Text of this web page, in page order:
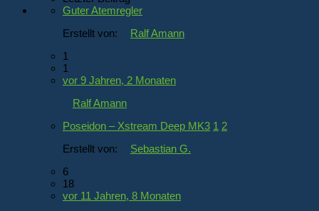
Guter Atemregler
Erstellt von:
Ralf Amann
1
1
vor 9 Jahren, 2 Monaten
Ralf Amann
Poseidon – Xstream Deep MK3 1 2
Erstellt von:
Sebastian G.
6
18
vor 11 Jahren, 8 Monaten